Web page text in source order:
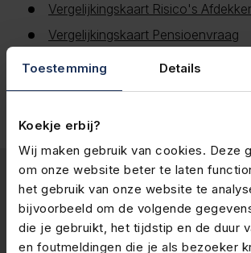
Toestemming Details
Koekje erbij?
Wij maken gebruik van cookies. Deze
om onze website beter te laten
het gebruik van onze website te
bijvoorbeeld om de volgende
die je gebruikt, het tijdstip en de duur
en foutmeldingen die je als bezoeker
Vergelijkingskaart Risico's
Vergelijkingskaart Pensioenvraag